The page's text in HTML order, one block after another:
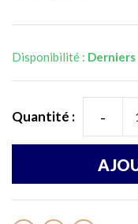
Disponibilité :
Quantité : -